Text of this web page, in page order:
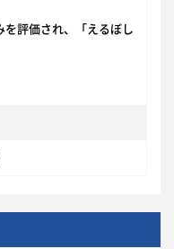
評価され、「えるぼし